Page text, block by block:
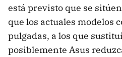
está previsto que se
que los actuales modelos
pulgadas, a los que
posiblemente Asus